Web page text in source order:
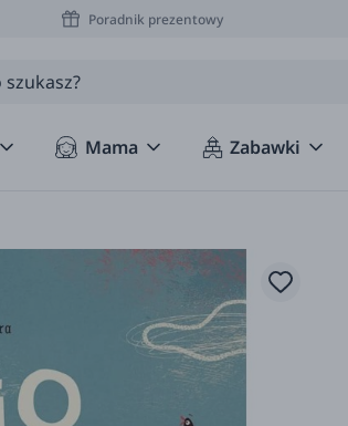
Poradnik prezentowy
Mama Zabawki